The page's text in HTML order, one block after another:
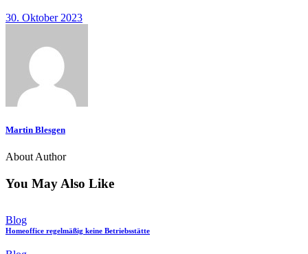
30. Oktober 2023
Martin Blesgen
About Author
You May Also Like
Blog
Homeoffice regelmäßig keine Betriebsstätte